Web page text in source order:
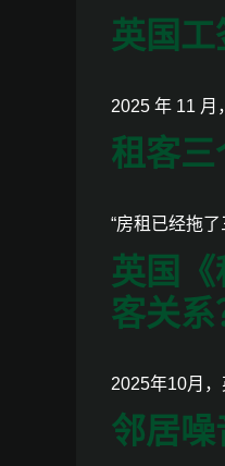
英国
2025 年 11 月
租客三
“房租已经拖
英国
客关系
2025年10月
邻居噪